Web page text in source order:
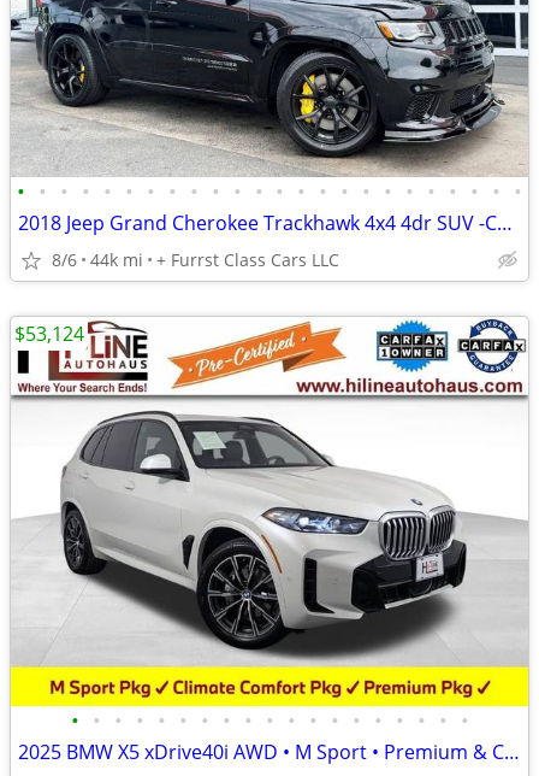
• • • • • • • • • • • • • • • • • • • • • • • •
2018 Jeep Grand Cherokee Trackhawk 4x4 4dr SUV -CALL/TEXT TODAY!!!!
8/6 44k mi + Furrst Class Cars LLC
• • • • • • • • • • • • • • • • • • •
2025 BMW X5 xDrive40i AWD • M Sport • Premium & Climate Comfort Pkgs
$53,124